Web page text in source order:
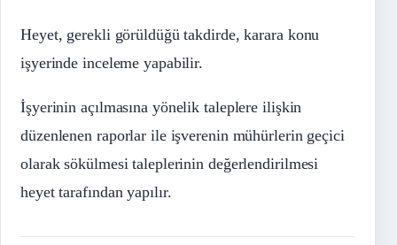
Heyet, gerekli görüldüğü takdirde, karara konu
işyerinde inceleme yapabilir.
İşyerinin açılmasına yönelik taleplere ilişkin
düzenlenen raporlar ile işverenin mühürlerin geçici
olarak sökülmesi taleplerinin değerlendirilmesi
heyet tarafından yapılır.